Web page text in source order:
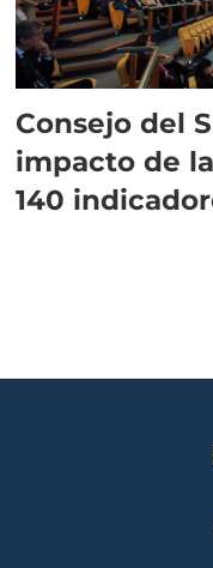
Consejo del
impacto de
140